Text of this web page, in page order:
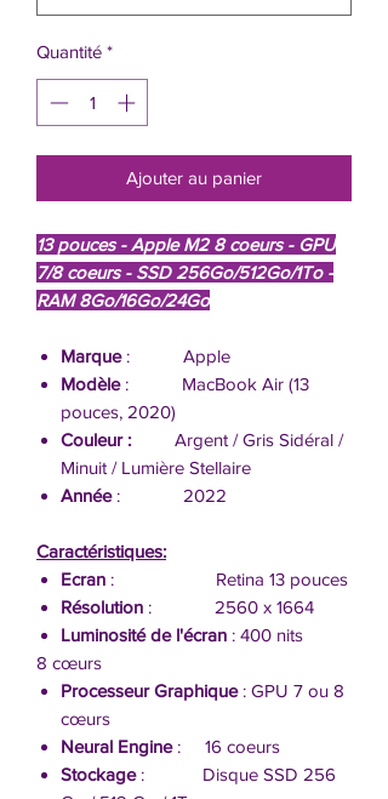
Quantité *
Ajouter au panier
13 pouces - Apple M2 8 coeurs - GPU
7/8 coeurs - SSD 256Go/512Go/1To -
RAM 8Go/16Go/24Go
Marque: Apple
Modèle: MacBook Air (13
pouces, 2020)
Couleur :
Argent / Gris Sidéral /
Minuit / Lumière Stellaire
Année: 2022
Caractéristiques:
Ecran : Retina 13 pouces
Résolution : 2560 x 1664
Luminosité de l'écran : 400 nits
8 cœurs
Processeur Graphique: GPU 7 ou 8
cœurs
Neural Engine: 16 coeurs
Stockage: Disque SSD 256